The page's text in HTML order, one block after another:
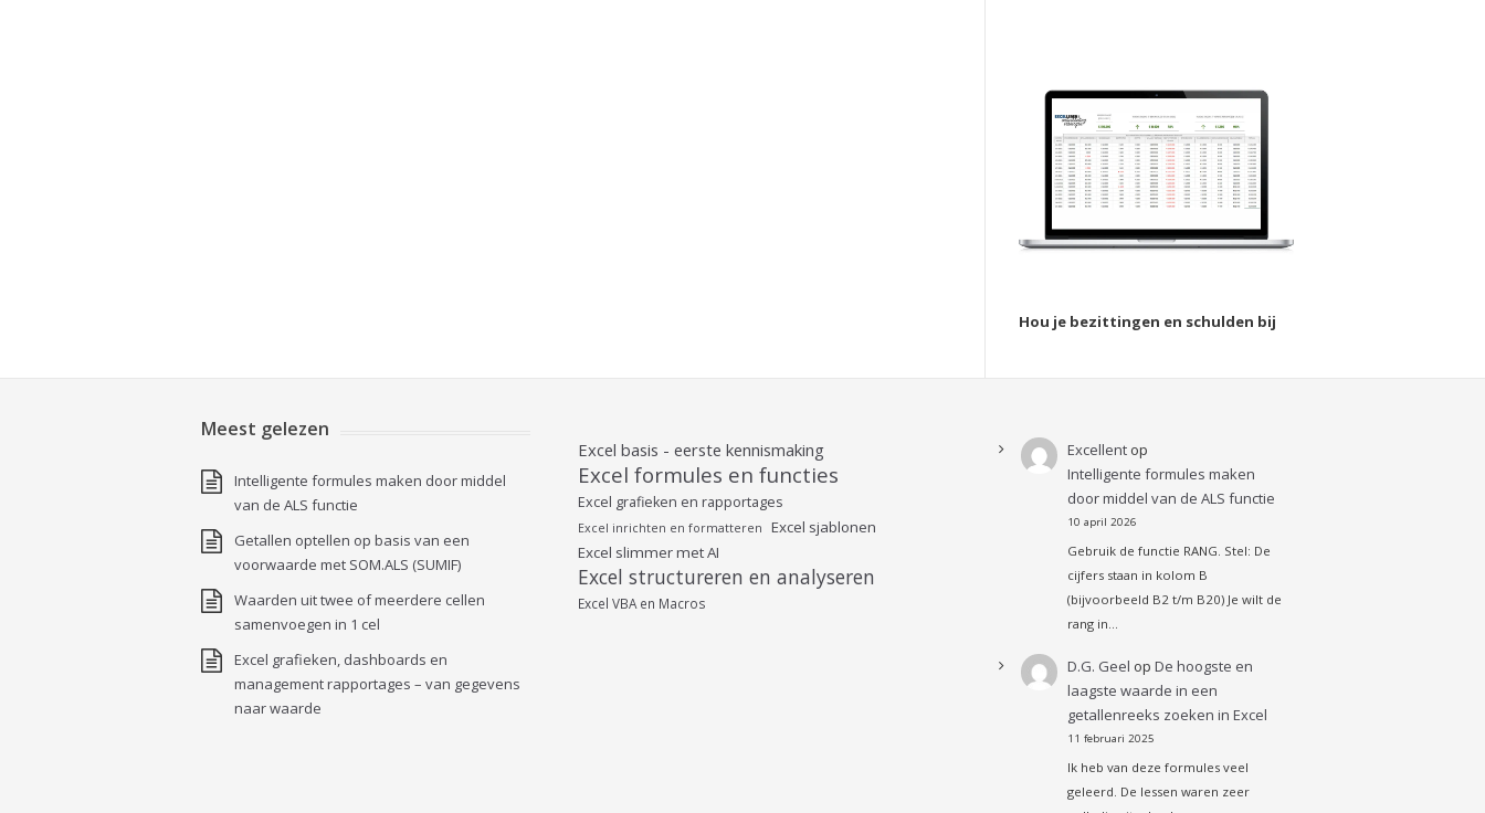
Hou je bezittingen en schulden bij
Meest gelezen
Intelligente formules maken door middel
van de ALS functie
Getallen optellen op basis van een
voorwaarde met SOM.ALS (SUMIF)
Waarden uit twee of meerdere cellen
samenvoegen in 1 cel
Excel grafieken, dashboards en
management rapportages – van gegevens
naar waarde
Excel basis - eerste kennismaking
Excel formules en functies
Excel grafieken en rapportages
Excel inrichten en formatteren
Excel sjablonen
Excel slimmer met AI
Excel structureren en analyseren
Excel VBA en Macros
Excellent op
Intelligente formules maken
door middel van de ALS functie
10 april 2026
Gebruik de functie RANG. Stel: De
cijfers staan in kolom B
(bijvoorbeeld B2 t/m B20) Je wilt de
rang in…
D.G. Geel opDe hoogste en
laagste waarde in een
getallenreeks zoeken in Excel
11 februari 2025
Ik heb van deze formules veel
geleerd. De lessen waren zeer